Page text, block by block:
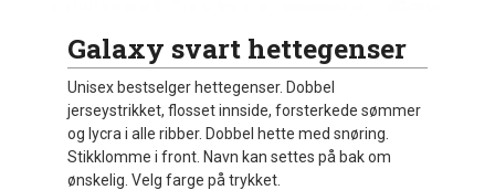
Galaxy svart hettegenser
Unisex bestselger hettegenser. Dobbel
jerseystrikket, flosset innside, forsterkede sømmer
og lycra i alle ribber. Dobbel hette med snøring.
Stikklomme i front. Navn kan settes på bak om
ønskelig. Velg farge på trykket.